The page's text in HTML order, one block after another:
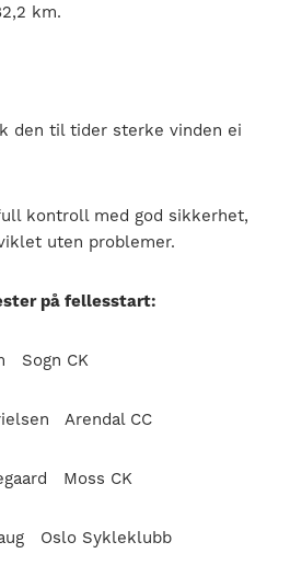
km.
den til tider sterke vinden ei
kontroll med god sikkerhet,
uten problemer.
på fellesstart:
Sogn CK
Arendal CC
Moss CK
Oslo Sykleklubb